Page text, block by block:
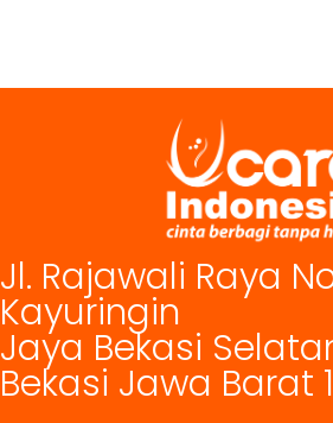
Jl. Rajawali Raya
Kayuringin
Jaya Bekasi
Bekasi Jawa Barat